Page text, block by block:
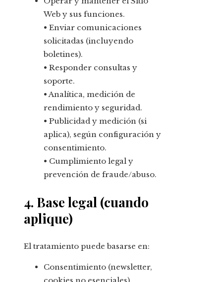
Web y sus funciones.
• Enviar comunicaciones
solicitadas (incluyendo
boletines).
• Responder consultas y
soporte.
• Analítica, medición de
rendimiento y seguridad.
• Publicidad y medición (si
aplica), según configuración y
consentimiento.
• Cumplimiento legal y
prevención de fraude/abuso.
4. Base legal (cuando
aplique)
El tratamiento puede basarse en:
Consentimiento (newsletter,